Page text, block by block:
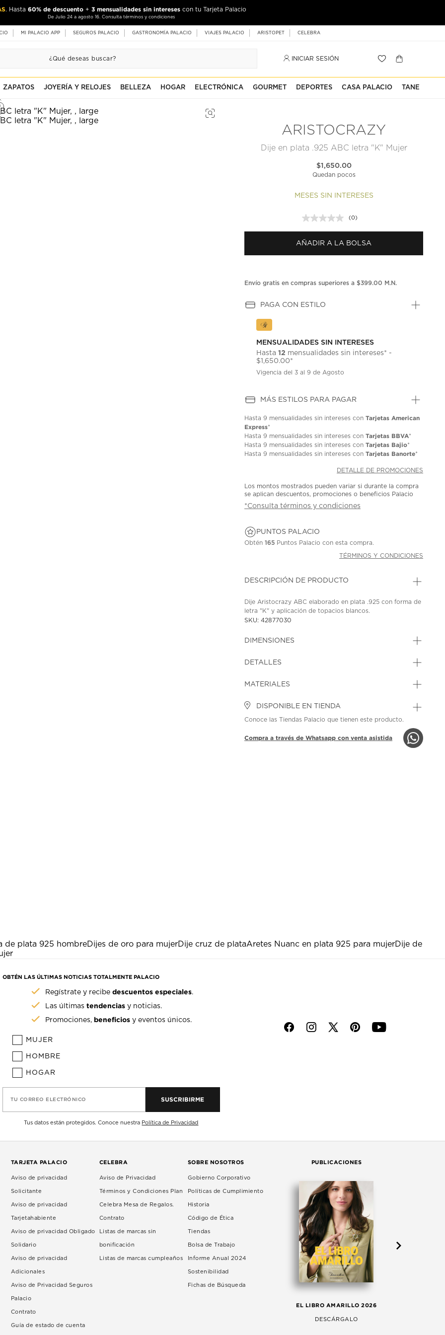
. Hasta 60% de descuento + 3 mensualidades sin intereses con tu Tarjeta Palacio
De Julio 24 a agosto 16. Consulta términos y condiciones
MI PALACIO APP SEGUROS PALACIO GASTRONOMÍA PALACIO VIAJES PALACIO ARISTOPET CELEBRA
INICIAR SESIÓN
ZAPATOS JOYERÍA Y RELOJES BELLEZA HOGAR ELECTRÓNICA GOURMET DEPORTES CASA PALACIO TANE
ARISTOCRAZY
Dije en plata .925 ABC letra "K" Mujer
$1,650.00
Quedan pocos
MESES SIN INTERESES
Sin
puntuación.
en
la
(0)
AÑADIR A LA BOLSA
Envío gratis en compras superiores a $399.00 M.N.
PAGA CON ESTILO
MENSUALIDADES SIN INTERESES
Hasta12 mensualidades sin intereses* -
$1,650.00*
Vigencia del 3 al 9 de Agosto
MÁS ESTILOS PARA PAGAR
Hasta9 mensualidades sin intereses conTarjetas American
Express*
Hasta9 mensualidades sin intereses conTarjetas BBVA*
Hasta9 mensualidades sin intereses conTarjetas Bajio*
Hasta9 mensualidades sin intereses conTarjetas Banorte*
DETALLE DE PROMOCIONES
Los montos mostrados pueden variar si durante la compra
se aplican descuentos, promociones o beneficios Palacio
*Consulta términos y condiciones
PUNTOS PALACIO
Obtén165 Puntos Palacio con esta compra.
TÉRMINOS Y CONDICIONES
DESCRIPCIÓN DE PRODUCTO
Dije Aristocrazy ABC elaborado en plata .925 con forma de
letra "K" y aplicación de topacios blancos.
SKU: 42877030
DIMENSIONES
DETALLES
MATERIALES
DISPONIBLE EN TIENDA
Conoce las Tiendas Palacio que tienen este producto.
Compra a través de Whatsapp con venta asistida
de plata 925 hombreDijes de oro para mujerDije cruz de plataAretes Nuanc en plata 925 para mujerDije de
OBTÉN LAS ÚLTIMAS NOTICIAS TOTALMENTE PALACIO
Regístrate y recibedescuentos especiales.
Las últimastendencias y noticias.
Promociones, beneficios y eventos únicos.
MUJER
HOMBRE
HOGAR
TU CORREO ELECTRÓNICO SUSCRIBIRME
Tus datos están protegidos. Conoce nuestra Política de Privacidad
f i p y
TARJETA PALACIO
Aviso de privacidad
Solicitante
Aviso de privacidad
Tarjetahabiente
Aviso de privacidad Obligado
Solidario
Aviso de privacidad
Adicionales
Aviso de Privacidad Seguros
Palacio
Contrato
Guía de estado de cuenta
CELEBRA
Aviso de Privacidad
Términos y Condiciones Plan
Celebra Mesa de Regalos.
Contrato
Listas de marcas sin
bonificación
Listas de marcas cumpleaños
SOBRE NOSOTROS
Gobierno Corporativo
Políticas de Cumplimiento
Historia
Código de Ética
Tiendas
Bolsa de Trabajo
Informe Anual 2024
Sostenibilidad
Fichas de Búsqueda
PUBLICACIONES
EL LIBRO AMARILLO 2026
DESCÁRGALO